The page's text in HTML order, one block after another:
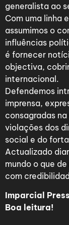
generalista ao
Com uma linha
assumimos o
influências
é fornecer
objectiva,
internacional.
Defendemos
imprensa,
consagradas
violações dos
social e do
Actualizado
mundo o que
com
Imparcial Press
Boa leitura!